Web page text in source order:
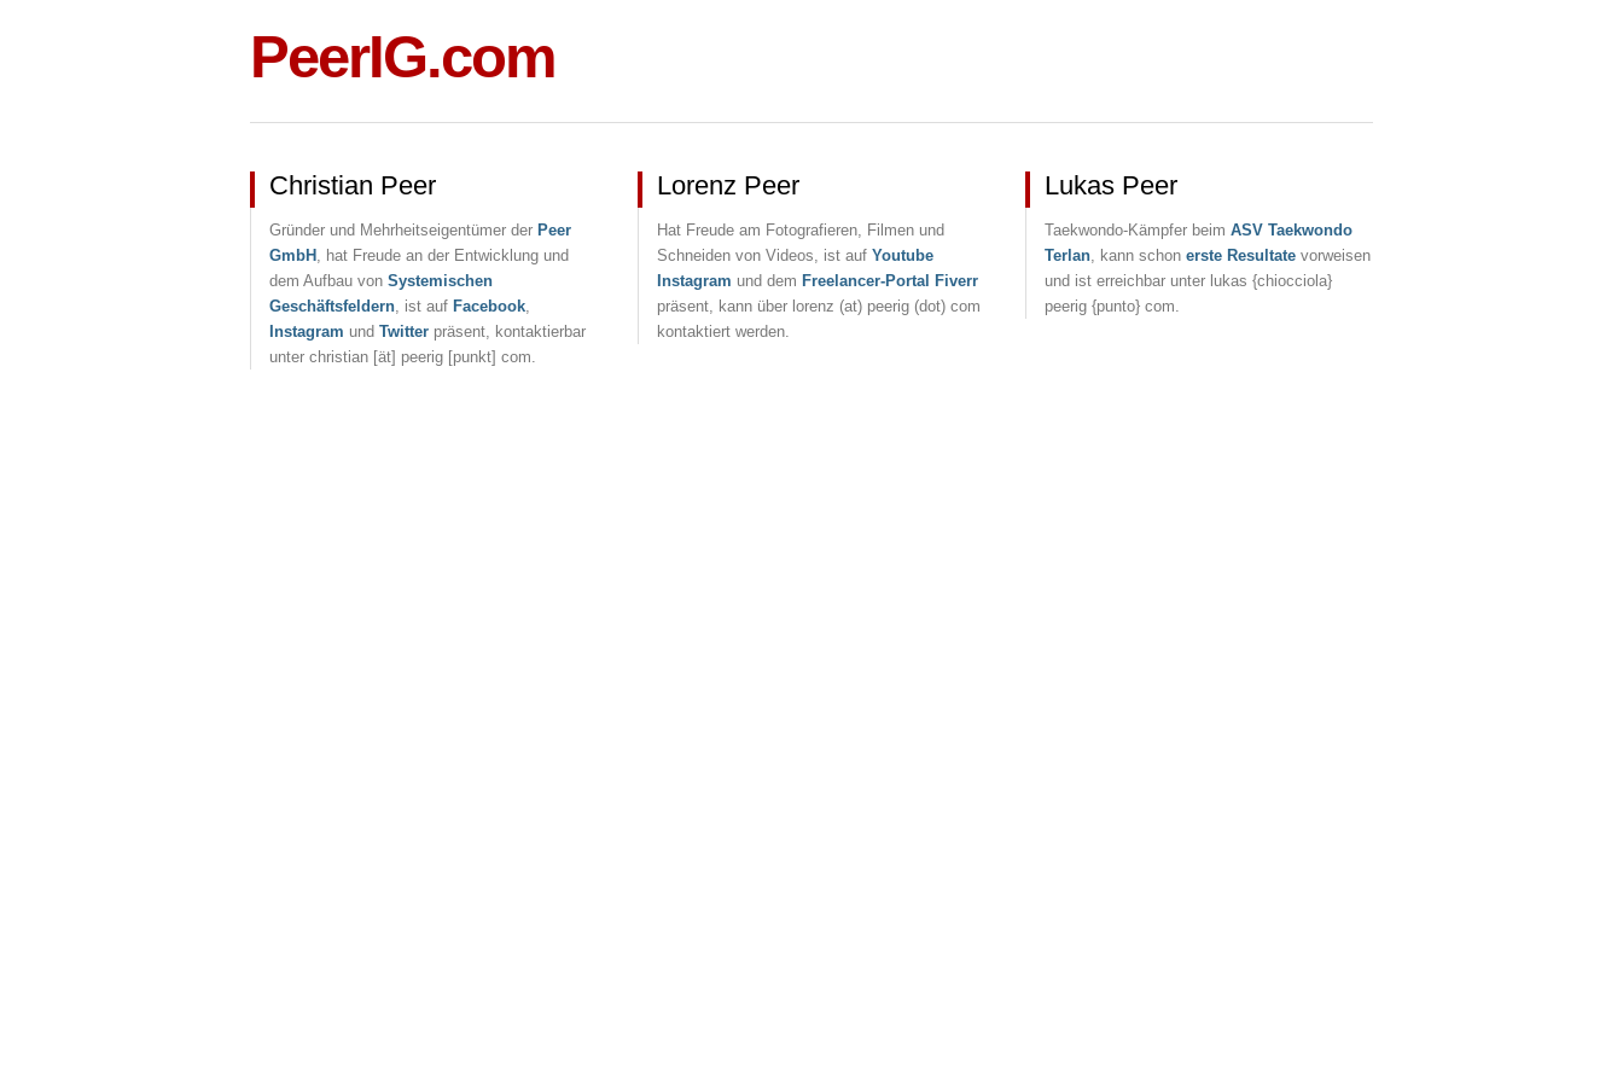
PeerIG.com
Christian Peer
Gründer und Mehrheitseigentümer der Peer
GmbH , hat Freude an der Entwicklung und
dem Aufbau von Systemischen
Geschäftsfeldern, ist auf Facebook,
Instagram und Twitter präsent, kontaktierbar
unter christian [ät] peerig [punkt] com.
Lorenz Peer
Hat Freude am Fotografieren, Filmen und
Schneiden von Videos, ist auf Youtube
Instagram und dem Freelancer-Portal Fiverr
präsent, kann über lorenz (at) peerig (dot) com
kontaktiert werden.
Lukas Peer
Taekwondo-Kämpfer beim ASV Taekwondo
Terlan, kann schon erste Resultate vorweisen
und ist erreichbar unter lukas {chiocciola}
peerig {punto} com.